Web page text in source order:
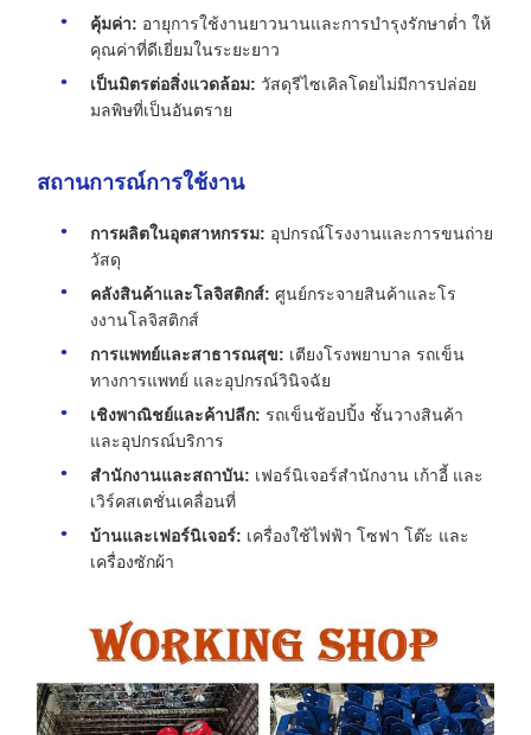
คุ้มค่า: อายุการใช้งานยาวนานและการบำรุงรักษาต่ำ ให้
คุณค่าที่ดีเยี่ยมในระยะยาว
เป็นมิตรต่อสิ่งแวดล้อม: วัสดุรีไซเคิลโดยไม่มีการปล่อย
มลพิษที่เป็นอันตราย
สถานการณ์การใช้งาน
การผลิตในอุตสาหกรรม: อุปกรณ์โรงงานและการขนถ่าย
วัสดุ
คลังสินค้าและโลจิสติกส์: ศูนย์กระจายสินค้าและโร
งงานโลจิสติกส์
การแพทย์และสาธารณสุข: เตียงโรงพยาบาล รถเข็น
ทางการแพทย์ และอุปกรณ์วินิจฉัย
เชิงพาณิชย์และค้าปลีก: รถเข็นช้อปปิ้ง ชั้นวางสินค้า
และอุปกรณ์บริการ
สำนักงานและสถาบัน: เฟอร์นิเจอร์สำนักงาน เก้าอี้ และ
เวิร์คสเตชั่นเคลื่อนที่
บ้านและเฟอร์นิเจอร์: เครื่องใช้ไฟฟ้า โซฟา โต๊ะ และ
เครื่องซักผ้า